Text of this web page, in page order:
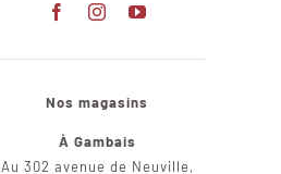
Nos magasins
À Gambais
Au 302 avenue de Neuville,